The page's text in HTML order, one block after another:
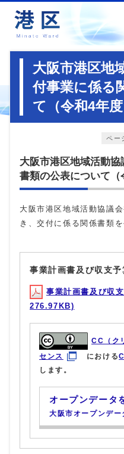
大阪市港区地
付事業に係る
て（令和4年度
ペー
大阪市港区地域活動
書類の公表について（
大阪市港区地域活動協議
き、交付に係る関係書類を
事業計画書及び収支予
事業計画書及び収
276.97KB)
CC（ク
センス
における
します。
オープンデータ
大阪市オープンデー